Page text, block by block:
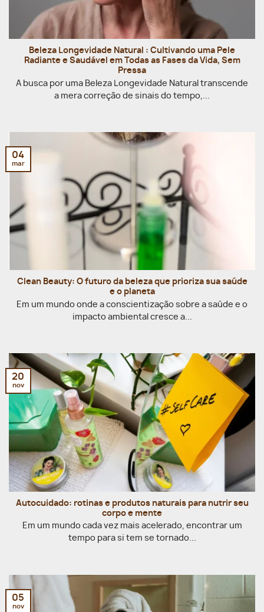
Beleza Longevidade Natural : Cultivando uma Pele
Radiante e Saudável em Todas as Fases da Vida, Sem
Pressa
A busca por uma Beleza Longevidade Natural transcende
a mera correção de sinais do tempo,...
Clean Beauty: O futuro da beleza que prioriza sua saúde
e o planeta
Em um mundo onde a conscientização sobre a saúde e o
impacto ambiental cresce a...
04
mar
Autocuidado: rotinas e produtos naturais para nutrir seu
corpo e mente
Em um mundo cada vez mais acelerado, encontrar um
tempo para si tem se tornado...
20
nov
05
nov